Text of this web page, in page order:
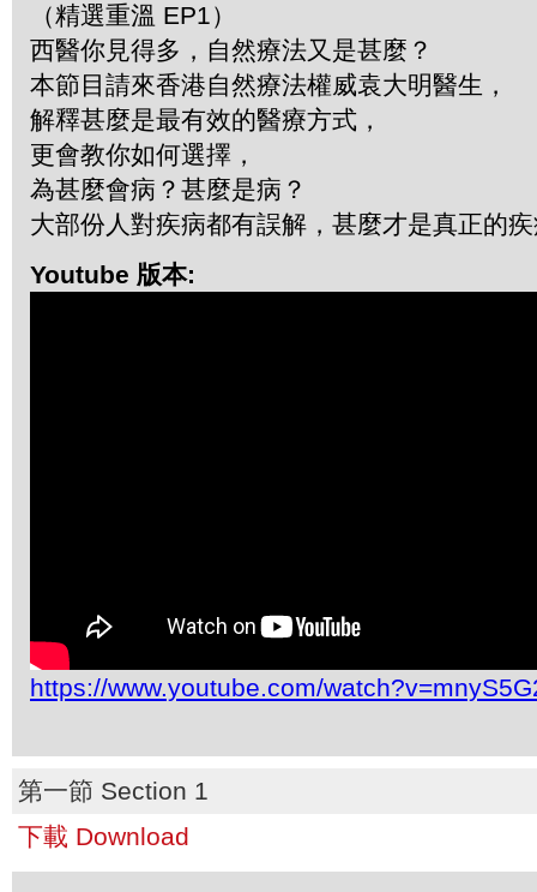
（精選重溫 EP1）
西醫你見得多，自然療法又是甚麼？
本節目請來香港自然療法權威袁大明醫生，
解釋甚麼是最有效的醫療方式，
更會教你如何選擇，
為甚麼會病？甚麼是病？
大部份人對疾病都有誤解，甚麼才是真正的
Youtube 版本:
https://www.youtube.com/
第一節 Section 1
下載 Download